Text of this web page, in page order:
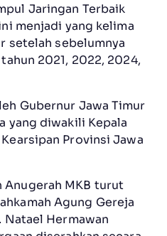
Jaringan Terbaik
menjadi yang kelima
setelah sebelumnya
2021, 2022, 2024,
Gubernur Jawa Timur
yang diwakili Kepala
Provinsi Jawa
Anugerah MKB turut
Agung Gereja
Hermawan